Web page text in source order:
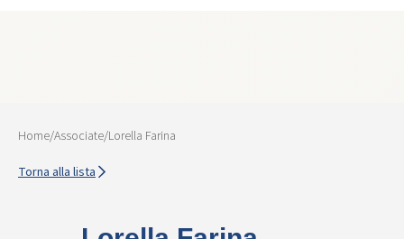
Home/Associate/Lorella Farina
Torna alla lista